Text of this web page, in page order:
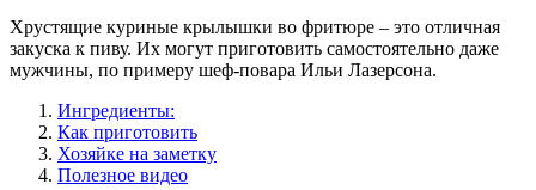
Хрустящие куриные крылышки во фритюре – это отличная
закуска к пиву. Их могут приготовить самостоятельно даже
мужчины, по примеру шеф-повара Ильи Лазерсона.
Ингредиенты:
Как приготовить
Хозяйке на заметку
Полезное видео